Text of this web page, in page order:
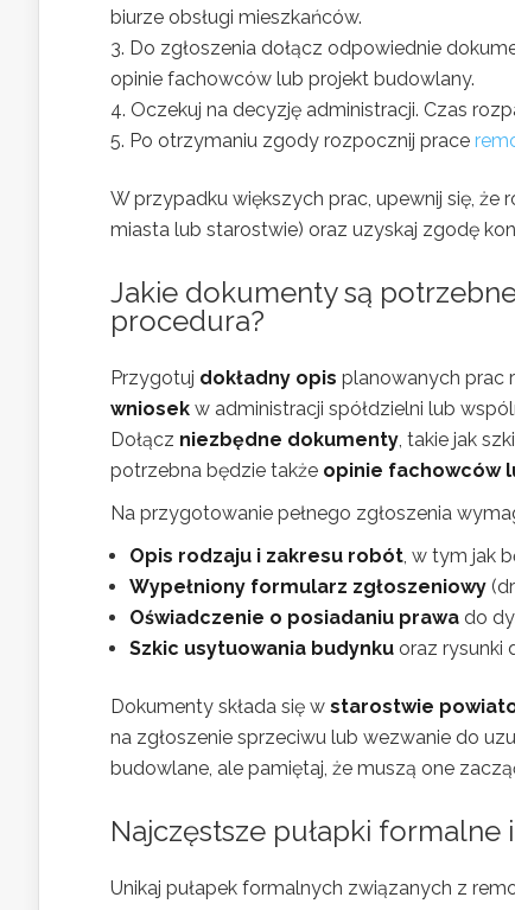
biurze obsługi mieszkańców.
Do zgłoszenia dołącz odpowiednie
opinie fachowców lub projekt budowlany.
Oczekuj na decyzję administracji. Czas
Po otrzymaniu zgody rozpocznij prace
W przypadku większych prac, upewnij się, że
miasta lub starostwie) oraz uzyskaj zgodę
Jakie dokumenty są
procedura?
Przygotuj dokładny opis planowanych prac
wniosek w administracji spółdzielni lub
Dołącz niezbędne dokumenty , takie jak
potrzebna będzie także opinie fachowców
Na przygotowanie pełnego zgłoszenia
Opis rodzaju i zakresu robót , w tym jak
Wypełniony formularz zgłoszeniowy
Oświadczenie o posiadaniu prawa do
Szkic usytuowania budynku oraz rysunki
Dokumenty składa się w starostwie
na zgłoszenie sprzeciwu lub wezwanie do
budowlane, ale pamiętaj, że muszą one
Najczęstsze pułapki
Unikaj pułapek formalnych związanych z